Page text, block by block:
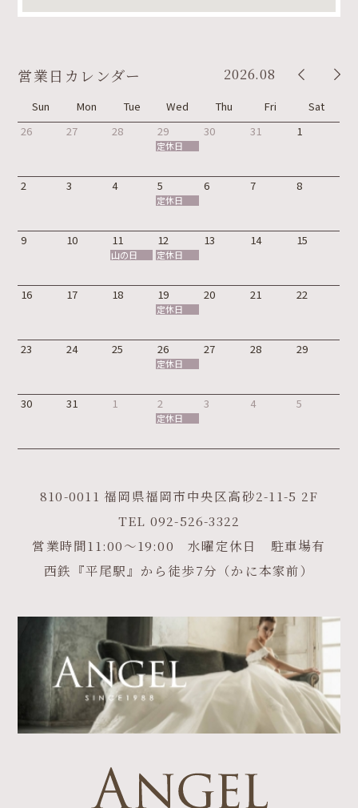
営業日カレンダー 2026.08
Sun Mon Tue Wed Thu Fri
Sat
26
27 28 29
定休日
30 31 1
2 3 4 5
定休日
6 7 8
9 10 11
山の日
12
定休日
13 14 15
16 17 18 19
定休日
20 21 22
23 24 25 26
定休日
27 28 29
30 31 1 2
定休日
3 4 5
810-0011 福岡県福岡市中央区高砂2-11-5 2F
TEL 092-526-3322
営業時間11:00～19:00 水曜定休日 駐車場有
西鉄『平尾駅』から徒歩7分（かに本家前）